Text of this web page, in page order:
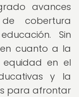
avances
cobertura
Sin
cuanto a la
en el
y la
para afrontar